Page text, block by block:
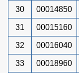
30 00014850
31 00015160
32 00016040
33 00018960